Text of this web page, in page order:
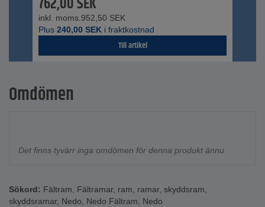
inkl. moms.952,50 SEK
Plus 240,00 SEK i fraktkostnad
Till artikel
Omdömen
Det finns tyvärr inga omdömen för denna produkt ännu
Sökord: Fältram, Fältramar, ram, ramar, skyddsram,
skyddsramar, Nedo, Nedo Fältram, Nedo